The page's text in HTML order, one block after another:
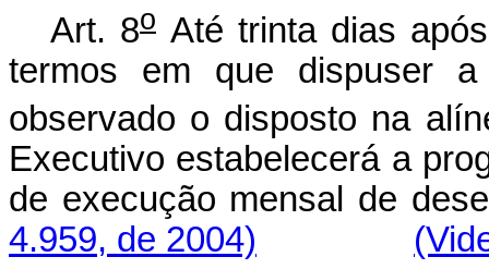
Art. 8o Até trinta dias
termos em que dispuser
observado o disposto na
Executivo estabelecerá a
de execução mensal
4.959, de 2004)